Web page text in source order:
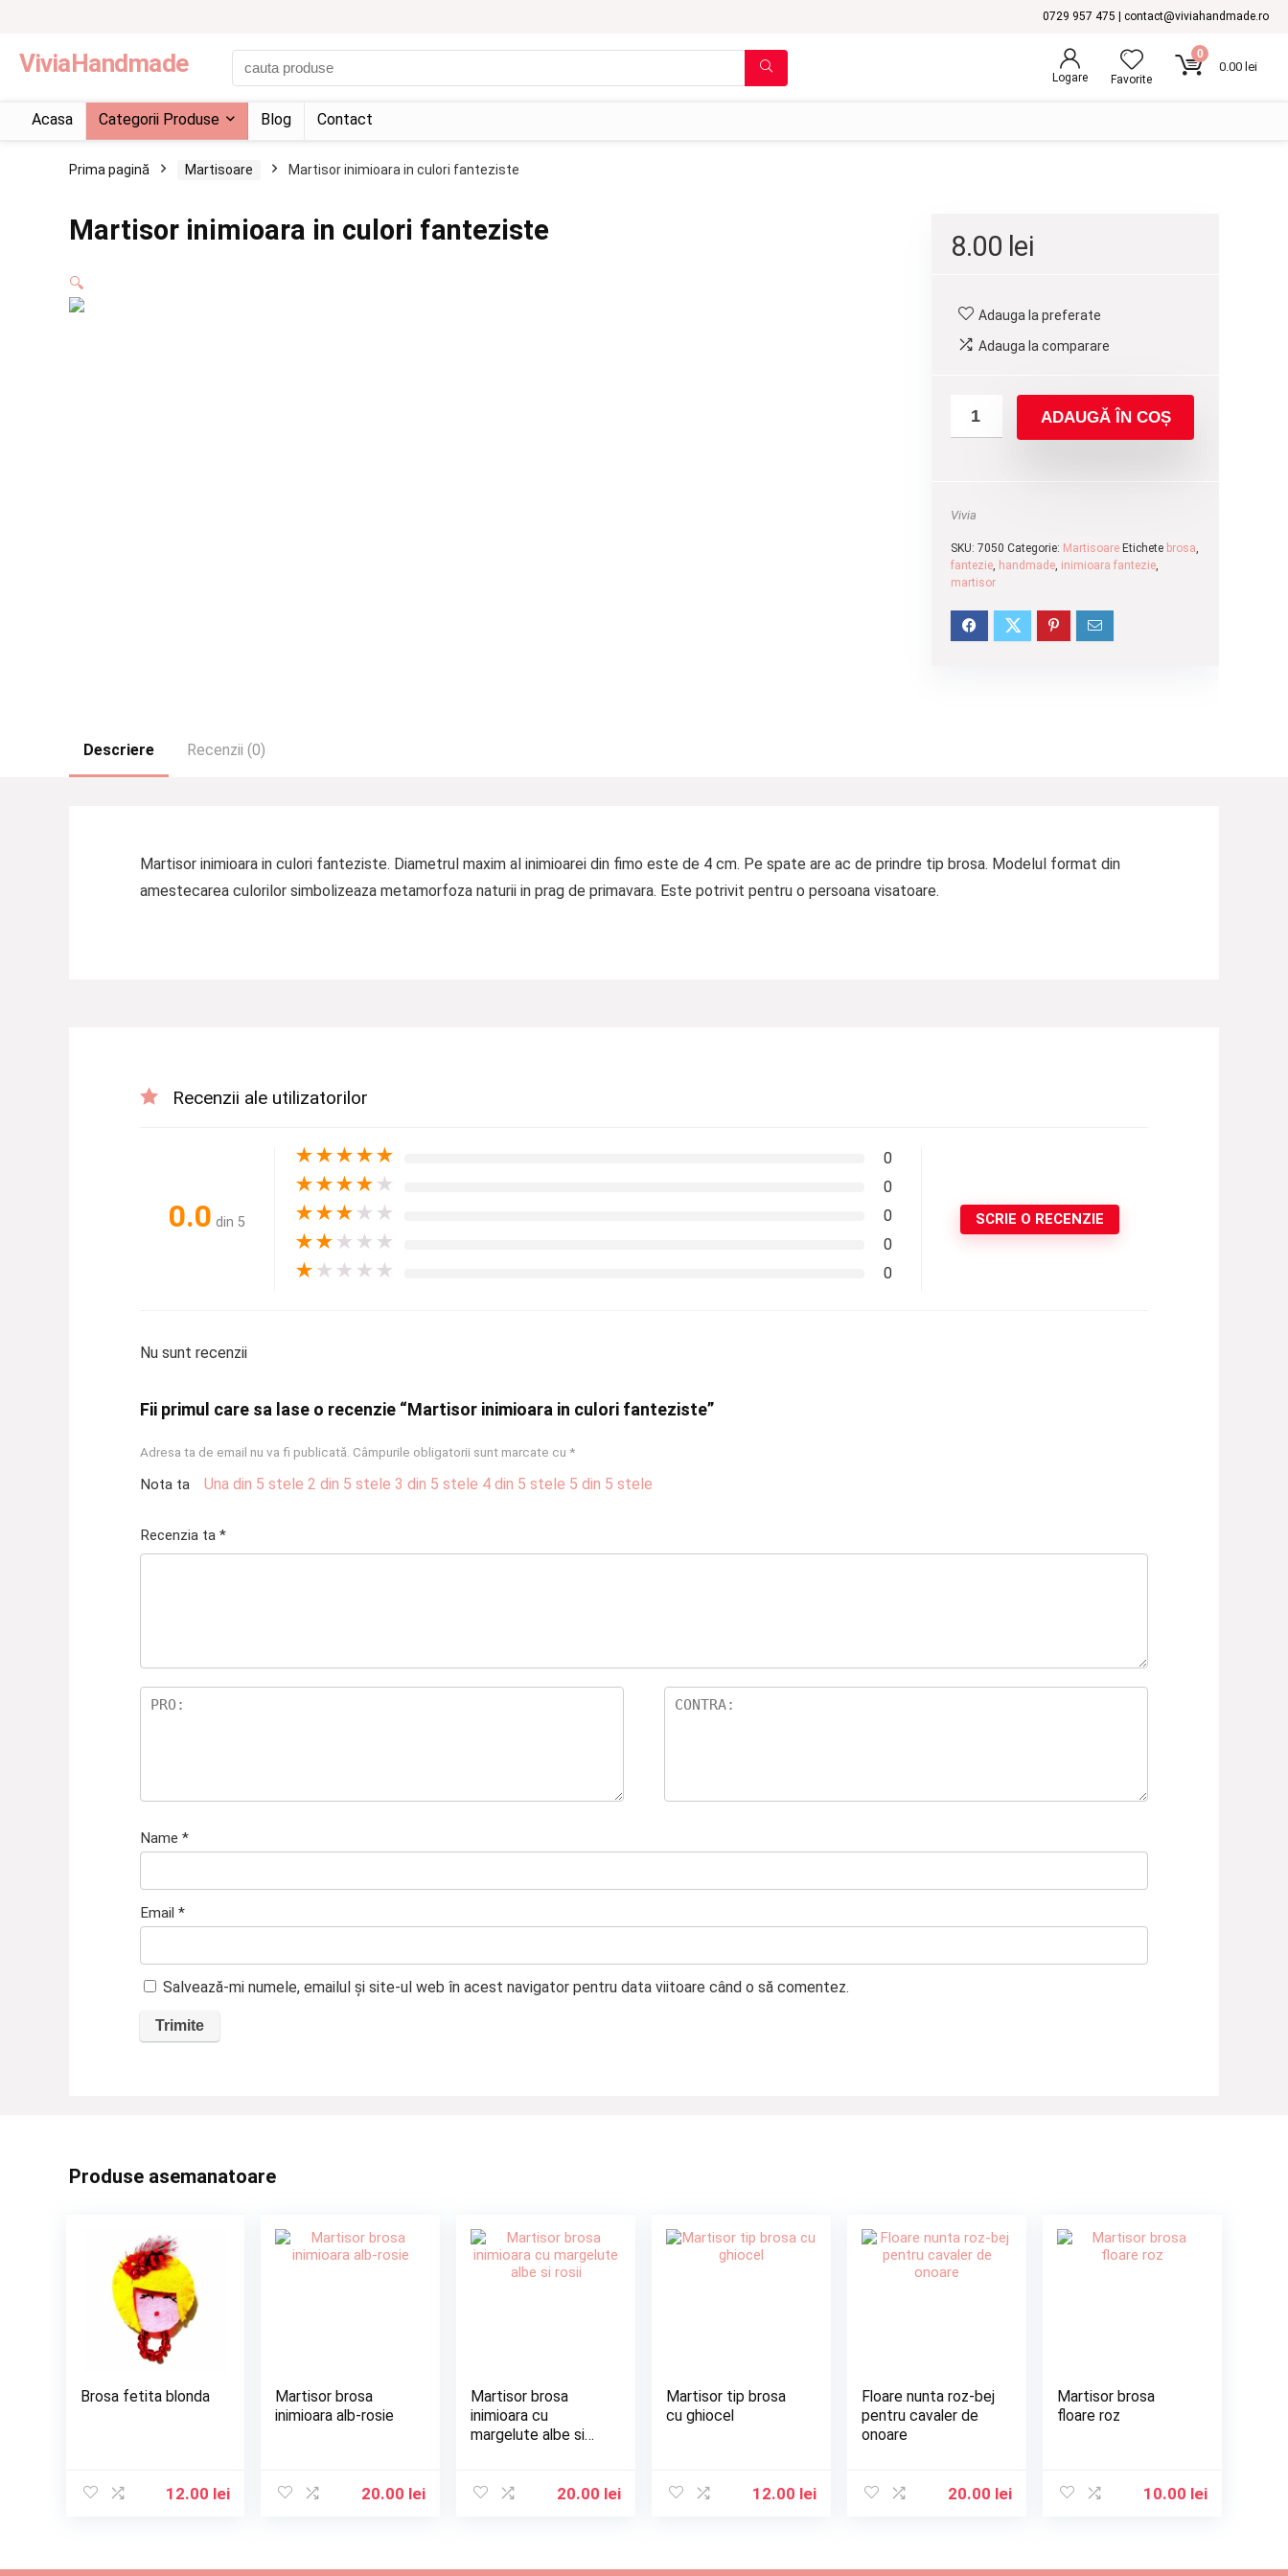
0729 957 475 | contact@viviahandmade.ro
ViviaHandmade
Logare Favorite
0
0.00 lei
Acasa Categorii Produse Blog Contact
Prima pagină Martisoare Martisor inimioara in culori fanteziste
Martisor inimioara in culori fanteziste
🔍
8.00 lei
Adauga la preferate
Adauga la comparare
ADAUGĂ ÎN COȘ
Vivia
SKU: 7050 Categorie: Martisoare Etichete brosa,
fantezie, handmade, inimioara fantezie,
martisor
Descriere Recenzii (0)
Martisor inimioara in culori fanteziste. Diametrul maxim al inimioarei din fimo este de 4 cm. Pe spate are ac de prindre tip brosa. Modelul format din
amestecarea culorilor simbolizeaza metamorfoza naturii in prag de primavara. Este potrivit pentru o persoana visatoare.
Recenzii ale utilizatorilor
0.0 din 5
★★★★★ 0
★★★★ ★ 0
★★★ ★ ★ 0
★★ ★ ★ ★ 0
★ ★ ★ ★ ★ 0
SCRIE O RECENZIE
Nu sunt recenzii
Fii primul care sa lase o recenzie “Martisor inimioara in culori fanteziste”
Adresa ta de email nu va fi publicată. Câmpurile obligatorii sunt marcate cu *
Nota ta Una din 5 stele 2 din 5 stele 3 din 5 stele 4 din 5 stele 5 din 5 stele
Recenzia ta *
Name *
Email *
Salvează-mi numele, emailul și site-ul web în acest navigator pentru data viitoare când o să comentez.
Produse asemanatoare
Brosa fetita blonda
12.00 lei
Martisor brosa
inimioara alb-rosie
20.00 lei
Martisor brosa
inimioara cu
margelute albe si
20.00 lei
Martisor tip brosa
cu ghiocel
12.00 lei
Floare nunta roz-bej
pentru cavaler de
onoare
20.00 lei
Martisor brosa
floare roz
10.00 lei